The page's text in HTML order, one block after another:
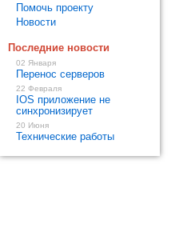
Помочь проекту
Новости
Последние новости
02 Января
Перенос серверов
22 Февраля
IOS приложение не
синхронизирует
20 Июня
Технические работы